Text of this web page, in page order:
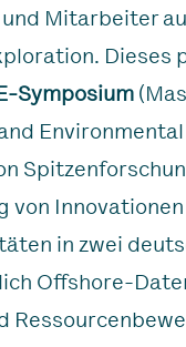
Mitarbeiter
Dieses
Symposium
von
in zwei
Offshore-